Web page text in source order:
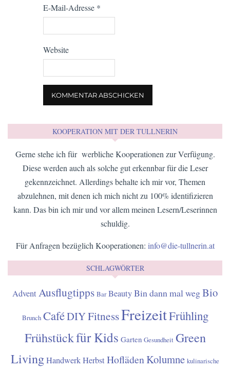
E-Mail-Adresse *
Website
KOOPERATION MIT DER TULLNERIN
Gerne stehe ich für werbliche Kooperationen zur Verfügung.
Diese werden auch als solche gut erkennbar für die Leser
gekennzeichnet. Allerdings behalte ich mir vor, Themen
abzulehnen, mit denen ich mich nicht zu 100% identifizieren
kann. Das bin ich mir und vor allem meinen Lesern/Leserinnen
schuldig.
Für Anfragen bezüglich Kooperationen: info@die-tullnerin.at
SCHLAGWÖRTER
Advent Ausflugtipps Bar BeautyBin dann mal wegBio
Brunch CaféDIYFitnessFreizeitFrühling
Frühstückfür Kids Garten Gesundheit Green
LivingHandwerkHerbstHoflädenKolumne kulinarische